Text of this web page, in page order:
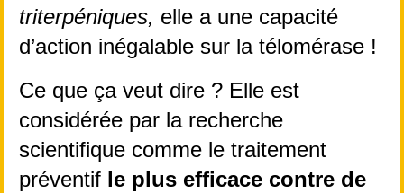
triterpéniques, elle a une capacité
d’action inégalable sur la télomérase !
Ce que ça veut dire ? Elle est
considérée par la recherche
scientifique comme le traitement
préventif le plus efficace contre de